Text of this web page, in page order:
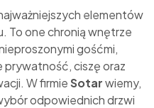
elementów
To one chronią wnętrze
gośćmi,
prywatność, ciszę oraz
W firmieSotarwiemy,
odpowiednich drzwi